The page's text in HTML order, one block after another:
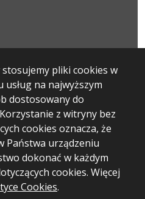
pliki cookies w
usług na najwyższym
dostosowany do
z witryny bez
cookies oznacza, że
Państwa urządzeniu
dokonać w każdym
cookies. Więcej
Cookies.